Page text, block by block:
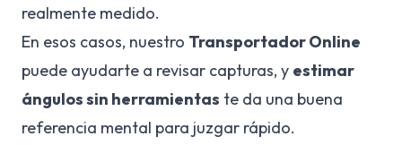
realmente medido.
En esos casos, nuestro Transportador Online
puede ayudarte a revisar capturas, y estimar
ángulos sin herramientas te da una buena
referencia mental para juzgar rápido.